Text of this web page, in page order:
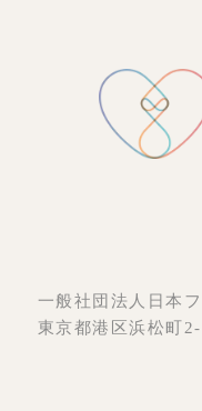
一般社団法人日本
東京都港区浜松町